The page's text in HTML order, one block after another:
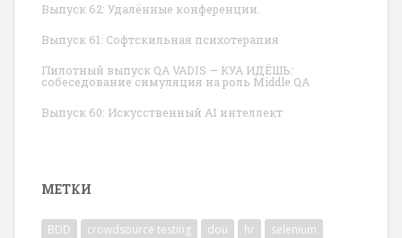
Выпуск 62: Удалённые конференции.
Выпуск 61: Софтскильная психотерапия
Пилотный выпуск QA VADIS — КУА ИДЁШЬ:
собеседование симуляция на роль Middle QA
Выпуск 60: Искусственный AI интеллект
МЕТКИ
BDD crowdsource testing dou hr
selenium